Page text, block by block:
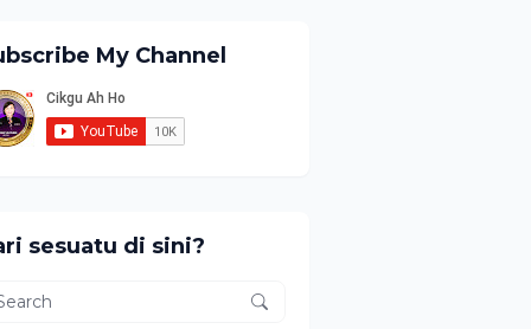
My Channel
sesuatu di sini?